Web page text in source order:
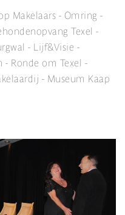
Makelaars - Omring -
Texel -
- Lijf&Visie -
- Ronde om Texel -
- Museum Kaap